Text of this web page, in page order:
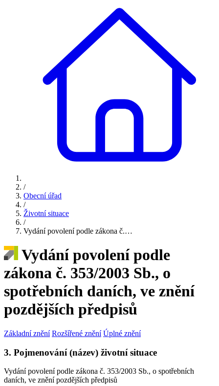
/
Obecní úřad
/
Životní situace
/
Vydání povolení podle zákona č.…
Vydání povolení podle
zákona č. 353/2003 Sb., o
spotřebních daních, ve znění
pozdějších předpisů
Základní znění Rozšířené znění Úplné znění
3. Pojmenování (název) životní situace
Vydání povolení podle zákona č. 353/2003 Sb., o spotřebních
daních, ve znění pozdějších předpisů